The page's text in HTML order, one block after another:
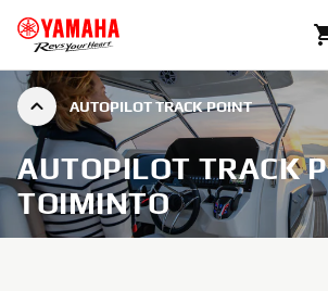
AUTOPILOT TRACK POINT
AUTOPILOT TRACK
TOIMINTO